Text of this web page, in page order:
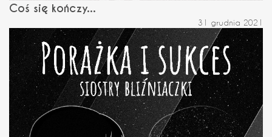
Coś się kończy...
31 grudnia 2021